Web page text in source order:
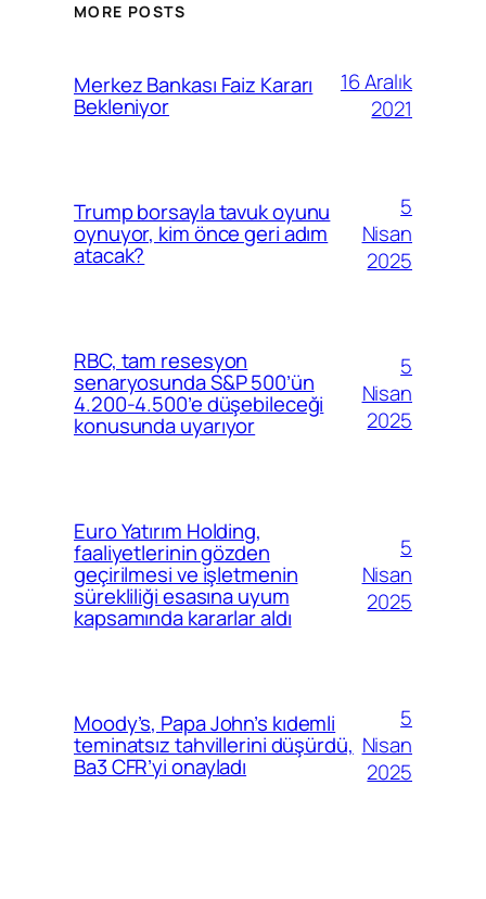
MORE POSTS
Merkez Bankası Faiz Kararı
Bekleniyor
16 Aralık
2021
Trump borsayla tavuk oyunu
oynuyor, kim önce geri adım
atacak?
5
Nisan
2025
RBC, tam resesyon
senaryosunda S&P 500’ün
4.200-4.500’e düşebileceği
konusunda uyarıyor
5
Nisan
2025
Euro Yatırım Holding,
faaliyetlerinin gözden
geçirilmesi ve işletmenin
sürekliliği esasına uyum
kapsamında kararlar aldı
5
Nisan
2025
Moody’s, Papa John’s kıdemli
teminatsız tahvillerini düşürdü,
Ba3 CFR’yi onayladı
5
Nisan
2025